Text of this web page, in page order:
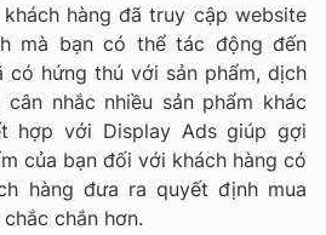
hàng đã truy cập website
mà bạn có thể tác động đến
có hứng thú với sản phẩm, dịch
nhắc nhiều sản phẩm khác
hợp với Display Ads giúp gợi
của bạn đối với khách hàng có
hàng đưa ra quyết định mua
chắn hơn.